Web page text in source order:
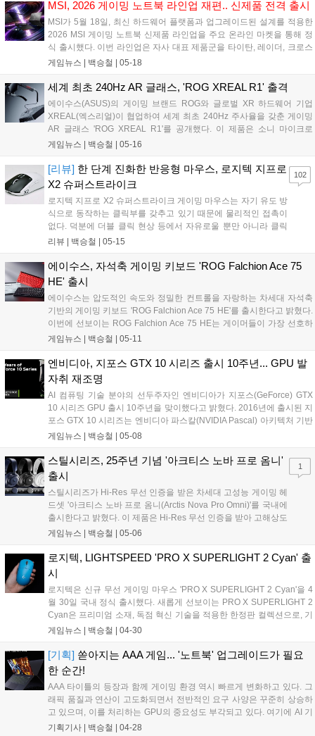
수 있도록 지원한다. 이를 통해 FPS, 레이싱, 비행 시뮬레이션 등 미세한
입력 차이가 결과에 영향을 미치는 게임 환경에서 게이머가 보다 직관적
으로 조작할 수 있다....
MSI, 2026 게이밍 노트북 라인업 재편.. 신제품 전격 출시
MSI가 5월 18일, 최신 하드웨어 플랫폼과 업그레이드된 설계를 적용한
2026 MSI 게이밍 노트북 신제품 라인업을 주요 온라인 마켓을 통해 정
식 출시했다. 이번 라인업은 자사 대표 제품군을 타이탄, 레이더, 크로스
헤어, 사이보그 등으로 재편한 것이 특징이다. 특히 기존 상위 등급 제품
소비자 선택의 폭을 넓혔다....
게임뉴스 | 백승철 | 05-18
세계 최초 240Hz AR 글래스, 'ROG XREAL R1' 출격
에이수스(ASUS)의 게이밍 브랜드 ROG와 글로벌 XR 하드웨어 기업
XREAL(엑스리얼)이 협업하여 세계 최초 240Hz 주사율을 갖춘 게이밍
AR 글래스 'ROG XREAL R1'를 공개했다. 이 제품은 소니 마이크로
OLED 패널을 통해 4미터 거리에서 최대 171인치의 가상 화면을 구현하
전용 컨트롤 독(Control Dock)을 포함됐다. 고주사율과 초저지연 기술을
결합하여 이동 중에도 고성능 모니터 수준의 매끄러운 게임 플레이 환경
을 제공한다....
게임뉴스 | 백승철 | 05-16
[리뷰] 한 단계 진화한 반응형 마우스, 로지텍 지프로
X2 슈퍼스트라이크
로지텍 지프로 X2 슈퍼스트라이크 게이밍 마우스는 자기 유도 방
식으로 동작하는 클릭부를 갖추고 있기 때문에 물리적인 접촉이
없다. 덕분에 더블 클릭 현상 등에서 자유로울 뿐만 아니라 클릭
형으로 동작하는 스위치의 물리적인 특성상 발생할 수밖에 없는
다. 때문에 더욱 재밌는 건, 마우스 제품 정보 시트에 '마우스 클릭
수명'이 없다....
리뷰 | 백승철 | 05-15
102
에이수스, 자석축 게이밍 키보드 'ROG Falchion Ace 75
HE' 출시
에이수스는 압도적인 속도와 정밀한 컨트롤을 자랑하는 차세대 자석축
기반의 게이밍 키보드 'ROG Falchion Ace 75 HE'를 출시한다고 밝혔다.
이번에 선보이는 ROG Falchion Ace 75 HE는 게이머들이 가장 선호하
는 75% 레이아웃을 채택해, 키보드 사용 시에 반응성을 높이고 풀배열
최신 자석축인 ROG HFX V2X 자석축 스위치와 ROG HFX V2 스위치를
사용하였으며, ROG 홀 센서를 탑재하여 전기적 노이즈와 간섭을 최소
화함으로써 극강의 정밀도와 일관된 타건감을 제공하는 것이 특징이
다....
게임뉴스 | 백승철 | 05-11
엔비디아, 지포스 GTX 10 시리즈 출시 10주년... GPU 발
자취 재조명
AI 컴퓨팅 기술 분야의 선두주자인 엔비디아가 지포스(GeForce) GTX
10 시리즈 GPU 출시 10주년을 맞이했다고 밝혔다. 2016년에 출시된 지
포스 GTX 10 시리즈는 엔비디아 파스칼(NVIDIA Pascal) 아키텍처 기반
의 첫 게이밍 GPU인 지포스 GTX 1080을 앞세운 제품군이다. 뛰어난 성
표 모델인 지포스 GTX 1080은 미국 텍사스(Texas) 주 오스틴(Austin)에
서 열린 출시 행사에서 첫선을 보였다. 16nm 핀펫(fin field-effect
transistor, FinFET) 공정과 8GB GDDR5X 메모리를 탑재한 GTX 1080
은 게이머와 크리에이터, 가상현실 사용자들에게 한 세대 진화한 성능
경험을 제공했다....
게임뉴스 | 백승철 | 05-08
스틸시리즈, 25주년 기념 '아크티스 노바 프로 옴니'
출시
스틸시리즈가 Hi-Res 무선 인증을 받은 차세대 고성능 게이밍 헤
드셋 '아크티스 노바 프로 옴니(Arctis Nova Pro Omni)'를 국내에
출시한다고 밝혔다. 이 제품은 Hi-Res 무선 인증을 받아 고해상도
사운드를 제공하며, 게이밍 헤드셋 브랜드 중 유일하게 PC, 콘솔,
수 있는 진정한 옴니 플레이(Omni-play)를 지원한다....
게임뉴스 | 백승철 | 05-06
1
로지텍, LIGHTSPEED 'PRO X SUPERLIGHT 2 Cyan' 출
시
로지텍은 신규 무선 게이밍 마우스 'PRO X SUPERLIGHT 2 Cyan'을 4
월 30일 국내 정식 출시했다. 새롭게 선보이는 PRO X SUPERLIGHT 2
Cyan은 프리미엄 소재, 독점 혁신 기술을 적용한 한정판 컬렉션으로, 기
존 블랙, 화이트, 핑크 3종 컬러 구성에 에너지와 집중력, 개성을 상징하
완성할 수 있게 되었다. 이번 제품은 리미티드 에디션으로 선보인다....
게임뉴스 | 백승철 | 04-30
[기획] 쏟아지는 AAA 게임... '노트북' 업그레이드가 필요
한 순간!
AAA 타이틀의 등장과 함께 게이밍 환경 역시 빠르게 변화하고 있다. 그
래픽 품질과 연산이 고도화되면서 전반적인 요구 사양은 꾸준히 상승하
고 있으며, 이를 처리하는 GPU의 중요성도 부각되고 있다. 여기에 AI 기
반 렌더링 기술이 확산되면서, 단순히 게임을 구동하는 수준을 넘어 안
기획기사 | 백승철 | 04-28